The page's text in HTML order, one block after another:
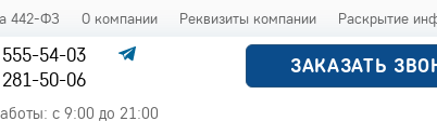
442-ФЗ О компании Реквизиты компании Раскрытие
54-03
50-06
с 9:00 до 21:00
ЗАКАЗАТЬ